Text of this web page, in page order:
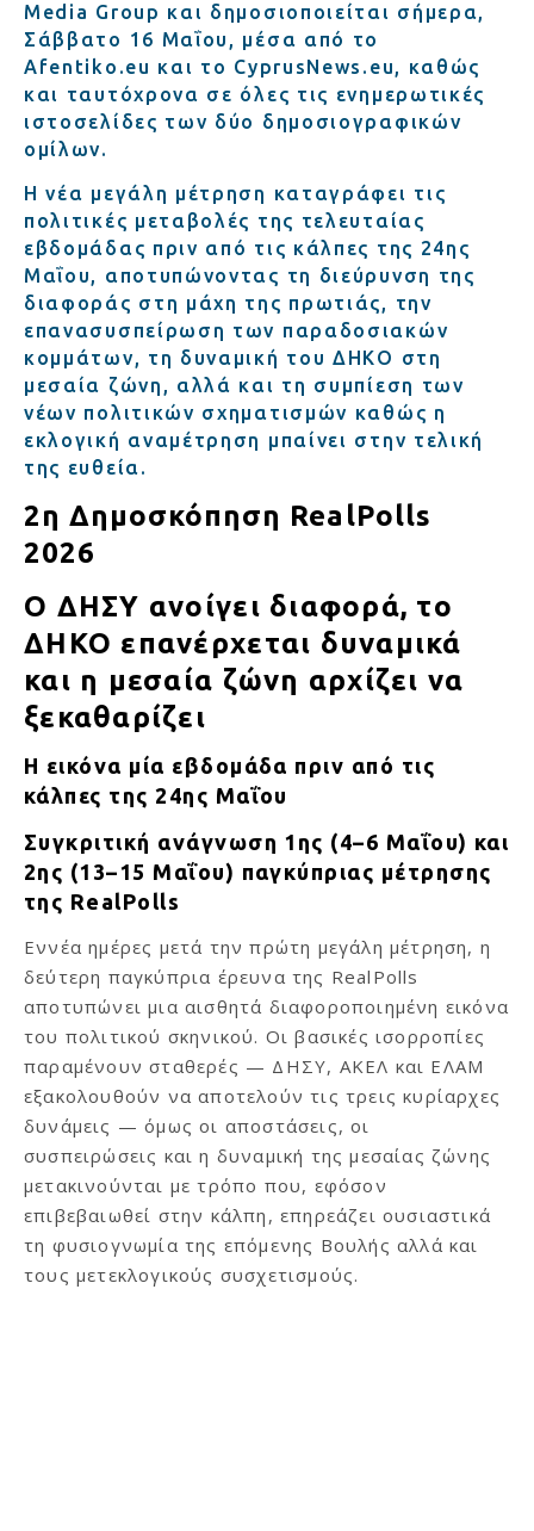
Media Group και δημοσιοποιείται σήμερα,
Σάββατο 16 Μαΐου, μέσα από το
Afentiko.eu και το CyprusNews.eu, καθώς
και ταυτόχρονα σε όλες τις ενημερωτικές
ιστοσελίδες των δύο δημοσιογραφικών
ομίλων.
Η νέα μεγάλη μέτρηση καταγράφει τις
πολιτικές μεταβολές της τελευταίας
εβδομάδας πριν από τις κάλπες της 24ης
Μαΐου, αποτυπώνοντας τη διεύρυνση της
διαφοράς στη μάχη της πρωτιάς, την
επανασυσπείρωση των παραδοσιακών
κομμάτων, τη δυναμική του ΔΗΚΟ στη
μεσαία ζώνη, αλλά και τη συμπίεση των
νέων πολιτικών σχηματισμών καθώς η
εκλογική αναμέτρηση μπαίνει στην τελική
της ευθεία.
2η Δημοσκόπηση RealPolls
2026
Ο ΔΗΣΥ ανοίγει διαφορά, το
ΔΗΚΟ επανέρχεται δυναμικά
και η μεσαία ζώνη αρχίζει να
ξεκαθαρίζει
Η εικόνα μία εβδομάδα πριν από τις
κάλπες της 24ης Μαΐου
Συγκριτική ανάγνωση 1ης (4–6 Μαΐου) και
2ης (13–15 Μαΐου) παγκύπριας μέτρησης
της RealPolls
Εννέα ημέρες μετά την πρώτη μεγάλη μέτρηση, η
δεύτερη παγκύπρια έρευνα της RealPolls
αποτυπώνει μια αισθητά διαφοροποιημένη εικόνα
του πολιτικού σκηνικού. Οι βασικές ισορροπίες
παραμένουν σταθερές — ΔΗΣΥ, ΑΚΕΛ και ΕΛΑΜ
εξακολουθούν να αποτελούν τις τρεις κυρίαρχες
δυνάμεις — όμως οι αποστάσεις, οι
συσπειρώσεις και η δυναμική της μεσαίας ζώνης
μετακινούνται με τρόπο που, εφόσον
επιβεβαιωθεί στην κάλπη, επηρεάζει ουσιαστικά
τη φυσιογνωμία της επόμενης Βουλής αλλά και
τους μετεκλογικούς συσχετισμούς.